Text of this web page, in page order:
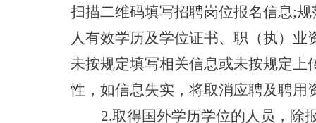
扫描二维码填写招聘岗位报名信息;
人有效学历及学位证书、职（执）
未按规定填写相关信息或未按规定
性，如信息失实，将取消应聘及聘用
2.取得国外学历学位的人员，除